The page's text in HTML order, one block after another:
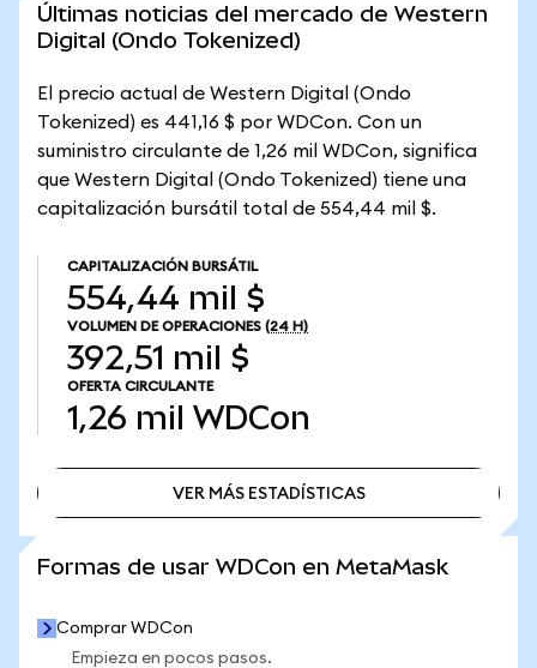
Últimas noticias del mercado de Western
Digital (Ondo Tokenized)
El precio actual de Western Digital (Ondo
Tokenized) es 441,16 $ por WDCon. Con un
suministro circulante de 1,26 mil WDCon, significa
que Western Digital (Ondo Tokenized) tiene una
capitalización bursátil total de 554,44 mil $.
CAPITALIZACIÓN BURSÁTIL
554,44 mil $
VOLUMEN DE OPERACIONES (24 H)
392,51 mil $
OFERTA CIRCULANTE
1,26 mil WDCon
VER MÁS ESTADÍSTICAS
Formas de usar WDCon en MetaMask
Comprar WDCon
Empieza en pocos pasos.